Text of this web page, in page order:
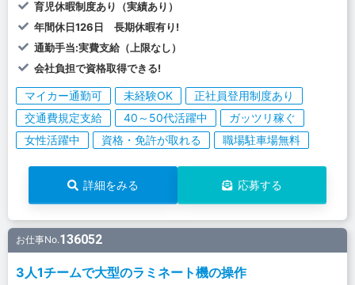
育児休暇制度あり（実績あり）
年間休日126日 長期休暇有り!
通勤手当:実費支給（上限なし）
会社負担で資格取得できる!
マイカー通勤可 未経験OK
正社員登用制度あり
交通費規定支給
40～50代活躍中
ガッツリ稼ぐ
女性活躍中
資格・免許が取れる 職場駐車場無料
詳細をみる 応募する
お仕事No.136052
3人1チームで大型のラミネート機の操作